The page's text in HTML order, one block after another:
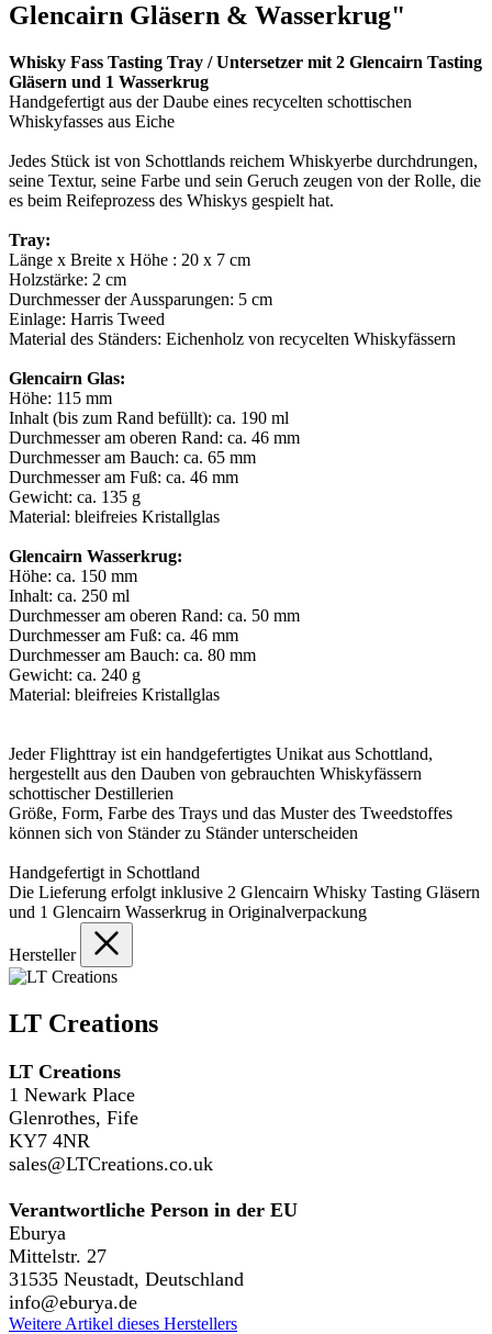
Glencairn Gläsern & Wasserkrug"
Whisky Fass Tasting Tray / Untersetzer mit 2 Glencairn Tasting
Gläsern und 1 Wasserkrug
Handgefertigt aus der Daube eines recycelten schottischen
Whiskyfasses aus Eiche
Jedes Stück ist von Schottlands reichem Whiskyerbe durchdrungen,
seine Textur, seine Farbe und sein Geruch zeugen von der Rolle, die
es beim Reifeprozess des Whiskys gespielt hat.
Tray:
Länge x Breite x Höhe : 20 x 7 cm
Holzstärke: 2 cm
Durchmesser der Aussparungen: 5 cm
Einlage: Harris Tweed
Material des Ständers: Eichenholz von recycelten Whiskyfässern
Glencairn Glas:
Höhe: 115 mm
Inhalt (bis zum Rand befüllt): ca. 190 ml
Durchmesser am oberen Rand: ca. 46 mm
Durchmesser am Bauch: ca. 65 mm
Durchmesser am Fuß: ca. 46 mm
Gewicht: ca. 135 g
Material: bleifreies Kristallglas
Glencairn Wasserkrug:
Höhe: ca. 150 mm
Inhalt: ca. 250 ml
Durchmesser am oberen Rand: ca. 50 mm
Durchmesser am Fuß: ca. 46 mm
Durchmesser am Bauch: ca. 80 mm
Gewicht: ca. 240 g
Material: bleifreies Kristallglas
Jeder Flighttray ist ein handgefertigtes Unikat aus Schottland,
hergestellt aus den Dauben von gebrauchten Whiskyfässern
schottischer Destillerien
Größe, Form, Farbe des Trays und das Muster des Tweedstoffes
können sich von Ständer zu Ständer unterscheiden
Handgefertigt in Schottland
Die Lieferung erfolgt inklusive 2 Glencairn Whisky Tasting Gläsern
und 1 Glencairn Wasserkrug in Originalverpackung
Hersteller
LT Creations
LT Creations
1 Newark Place
Glenrothes, Fife
KY7 4NR
sales@LTCreations.co.uk
Verantwortliche Person in der EU
Eburya
Mittelstr. 27
31535 Neustadt, Deutschland
info@eburya.de
Weitere Artikel dieses Herstellers